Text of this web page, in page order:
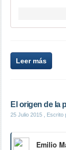
Leer más
El origen de la
25 Julio 2015 , Escrito
Emilio